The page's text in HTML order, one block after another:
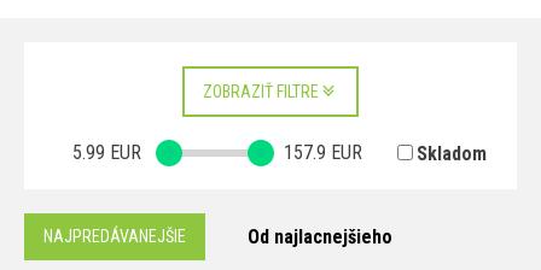
ZOBRAZIŤ FILTRE
5.99 EUR 157.9 EUR Skladom
NAJPREDÁVANEJŠIE Od najlacnejšieho